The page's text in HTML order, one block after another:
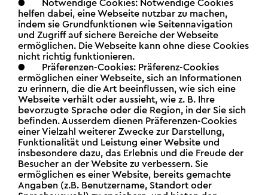
● Notwendige Cookies: Notwendige Cookies
helfen dabei, eine Webseite nutzbar zu machen,
indem sie Grundfunktionen wie Seitennavigation
und Zugriff auf sichere Bereiche der Webseite
ermöglichen. Die Webseite kann ohne diese Cookies
nicht richtig funktionieren.
● Präferenzen-Cookies: Präferenz-Cookies
ermöglichen einer Webseite, sich an Informationen
zu erinnern, die die Art beeinflussen, wie sich eine
Webseite verhält oder aussieht, wie z. B. Ihre
bevorzugte Sprache oder die Region, in der Sie sich
befinden. Ausserdem dienen Präferenzen-Cookies
einer Vielzahl weiterer Zwecke zur Darstellung,
Funktionalität und Leistung einer Website und
insbesondere dazu, das Erlebnis und die Freude der
Besucher an der Website zu verbessern. Sie
ermöglichen es einer Website, bereits gemachte
Angaben (z.B. Benutzername, Standort oder